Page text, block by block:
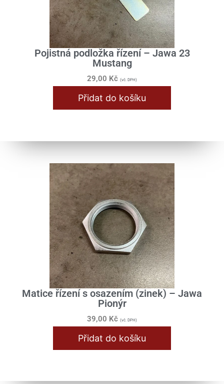
Pojistná podložka řízení – Jawa 23
Mustang
29,00 Kč (vč. DPH)
Přidat do košíku
Matice řízení s osazením (zinek) – Jawa
Pionýr
39,00 Kč (vč. DPH)
Přidat do košíku